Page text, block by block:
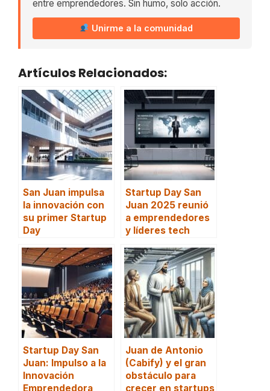
entre emprendedores. Sin humo, solo acción.
Unirme a la comunidad
Artículos Relacionados:
San Juan impulsa
la innovación con
su primer Startup
Day
Startup Day San
Juan 2025 reunió
a emprendedores
y líderes tech
Startup Day San
Juan: Impulso a la
Innovación
Emprendedora
Juan de Antonio
(Cabify) y el gran
obstáculo para
crecer en startups